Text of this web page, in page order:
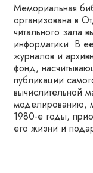
Мемориальная
организована в
читального зала
информатики. В
журналов и
фонд,
публикации
вычислительной
моделированию,
1980-е годы,
его жизни и